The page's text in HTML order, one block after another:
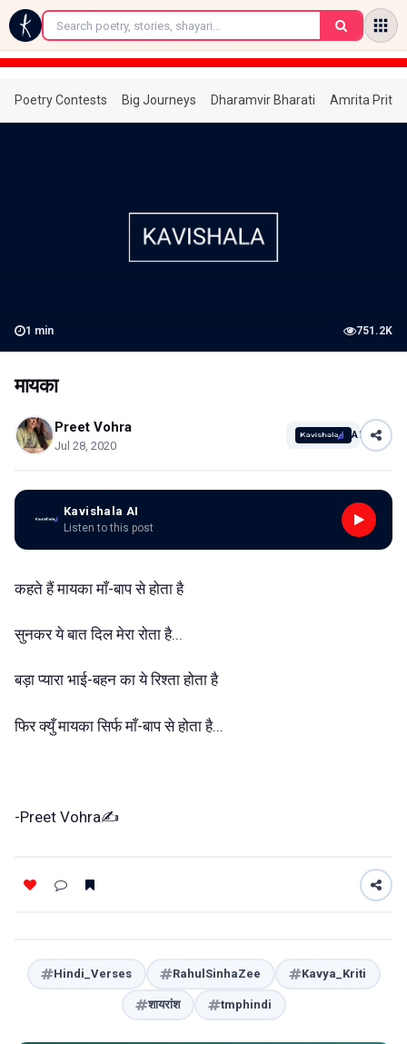
←
Poetry Contests Big Journeys Dharamvir Bharati Amrita
1 min 751.2K
मायका
Preet Vohra
Jul 28, 2020
AI
Kavishala AI
Listen to this post
कहते हैं मायका माँ-बाप से होता है
सुनकर ये बात दिल मेरा रोता है...
बड़ा प्यारा भाई-बहन का ये रिश्ता होता है
फिर क्युँ मायका सिर्फ माँ-बाप से होता है...
-Preet Vohra✍️
Hindi_Verses RahulSinhaZee Kavya_Kriti
शायरांश tmphindi